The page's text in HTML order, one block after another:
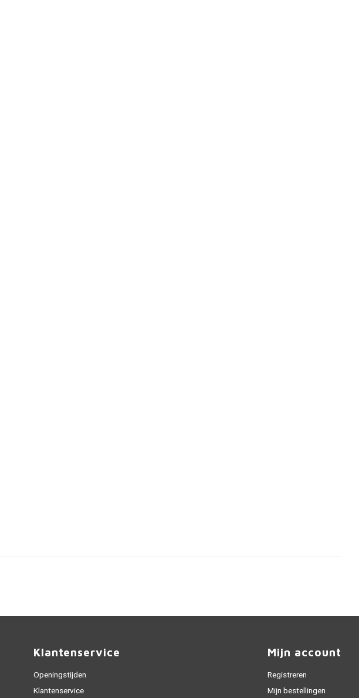
Klantenservice
Openingstijden
Klantenservice
Mijn account
Registreren
Mijn bestellingen